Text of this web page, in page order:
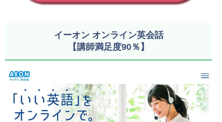
イーオン オンライン英会話
【講師満足度90％】